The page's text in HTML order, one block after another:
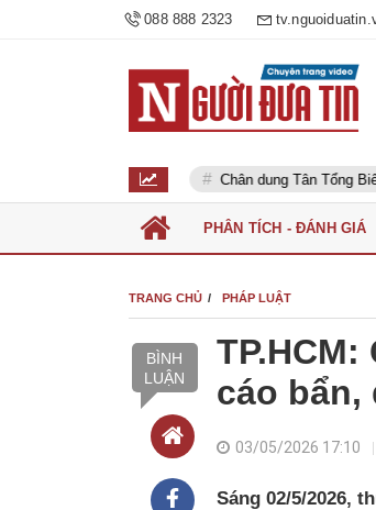
088 888 2323
Chân dung Tân Tổng Biên tập Tạp chí
PHÂN TÍCH - ĐÁNH GIÁ
TRANG CHỦ PHÁP LUẬT
BÌNH
LUẬN
cáo bẩn,
03/05/2026 17:10
Sáng 02/5/2026,